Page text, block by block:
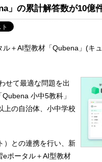
」の累計解答数が10億
＋AI型教材「Qubena」(キ
せて最適な問題を出
小中5教科」
上の自治体、小中学校
）との連携を行い、新
eポータル＋AI型教材